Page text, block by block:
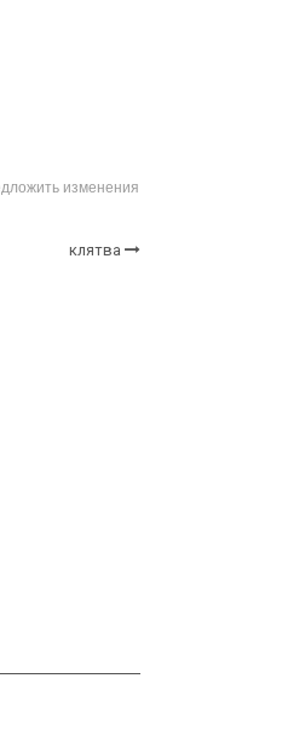
изменения
клятва